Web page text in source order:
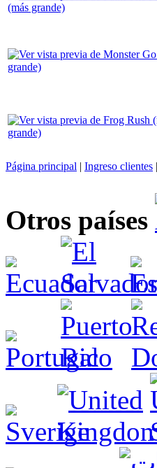
Página principal | Ingreso clientes |
Otros países